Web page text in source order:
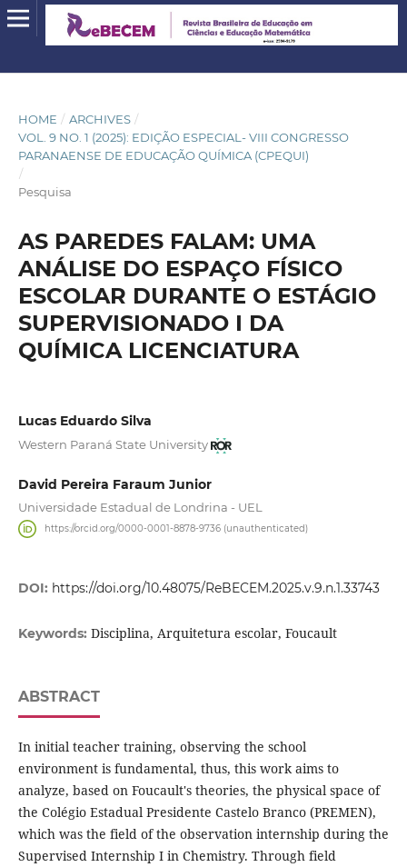
HOME / ARCHIVES /
VOL. 9 NO. 1 (2025): EDIÇÃO ESPECIAL- VIII CONGRESSO
PARANAENSE DE EDUCAÇÃO QUÍMICA (CPEQUI)
/
Pesquisa
AS PAREDES FALAM: UMA
ANÁLISE DO ESPAÇO FÍSICO
ESCOLAR DURANTE O ESTÁGIO
SUPERVISIONADO I DA
QUÍMICA LICENCIATURA
Lucas Eduardo Silva
Western Paraná State University
David Pereira Faraum Junior
Universidade Estadual de Londrina - UEL
https://orcid.org/0000-0001-8878-9736 (unauthenticated)
DOI: https://doi.org/10.48075/ReBECEM.2025.v.9.n.1.33743
Keywords: Disciplina, Arquitetura escolar, Foucault
ABSTRACT
In initial teacher training, observing the school
environment is fundamental, thus, this work aims to
analyze, based on Foucault's theories, the physical space of
the Colégio Estadual Presidente Castelo Branco (PREMEN),
which was the field of the observation internship during the
Supervised Internship I in Chemistry. Through field